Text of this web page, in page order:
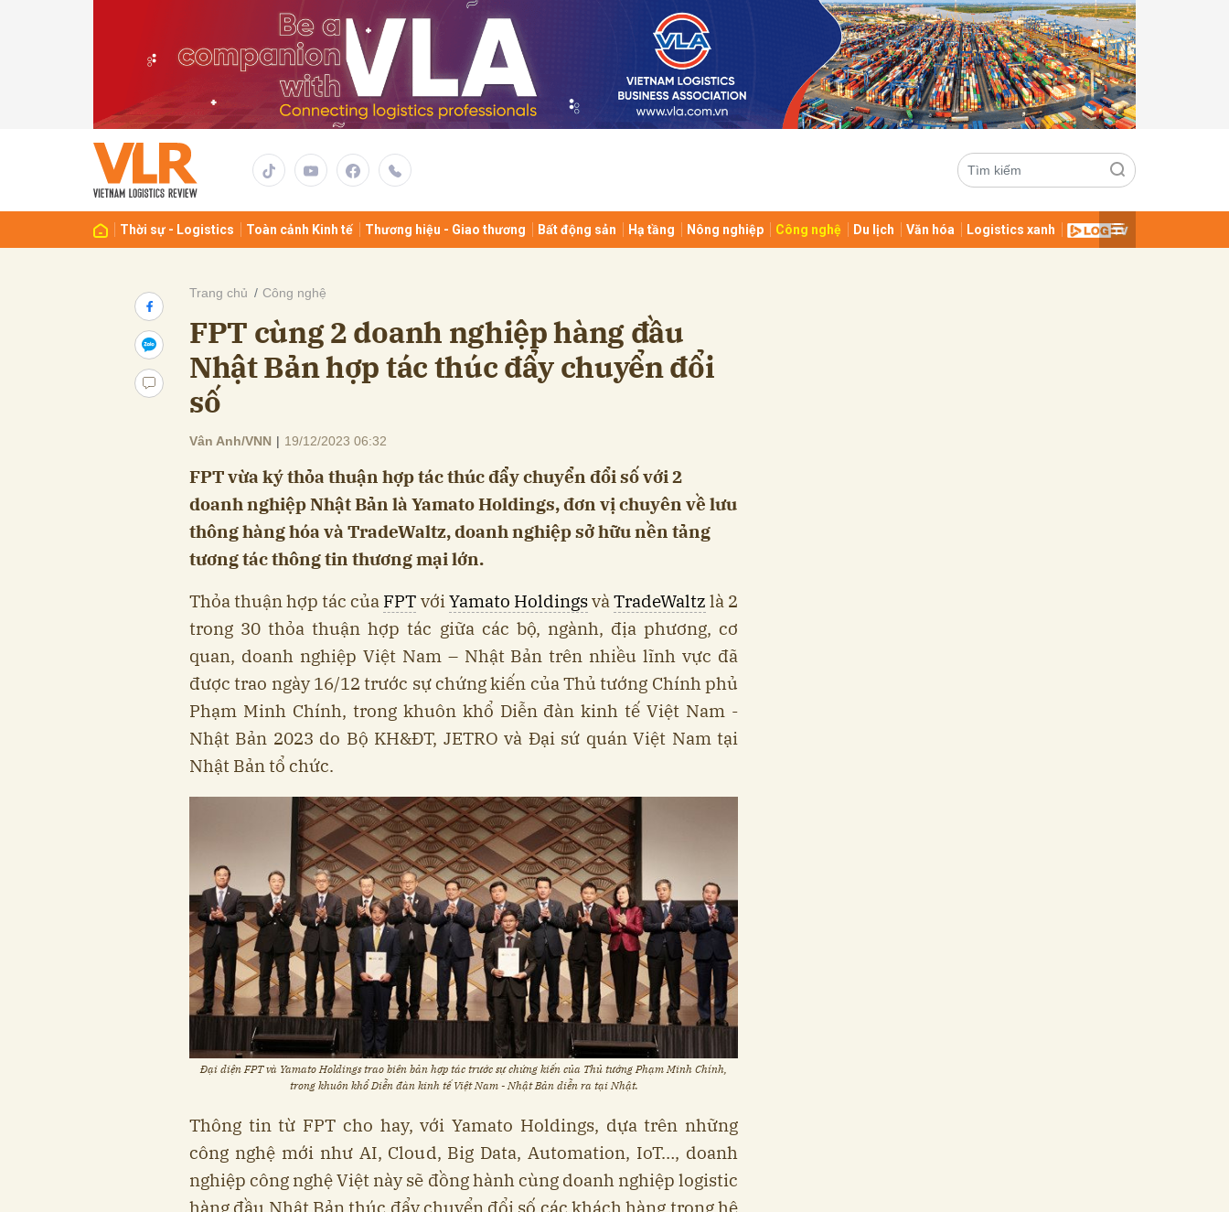
Thời sự - Logistics Toàn cảnh Kinh tế Thương hiệu - Giao thương Bất động sản Hạ tầng Nông nghiệp Công nghệ Du lịch Văn hóa Logistics xanh
Trang chủ Công nghệ
FPT cùng 2 doanh nghiệp hàng đầu
Nhật Bản hợp tác thúc đẩy chuyển đổi
số
Vân Anh/VNN | 19/12/2023 06:32
FPT vừa ký thỏa thuận hợp tác thúc đẩy chuyển đổi số với 2
doanh nghiệp Nhật Bản là Yamato Holdings, đơn vị chuyên về lưu
thông hàng hóa và TradeWaltz, doanh nghiệp sở hữu nền tảng
tương tác thông tin thương mại lớn.
Thỏa thuận hợp tác của FPT vớiYamato HoldingsvàTradeWaltz là 2
trong 30 thỏa thuận hợp tác giữa các bộ, ngành, địa phương, cơ
quan, doanh nghiệp Việt Nam – Nhật Bản trên nhiều lĩnh vực đã
được trao ngày 16/12 trước sự chứng kiến của Thủ tướng Chính phủ
Phạm Minh Chính, trong khuôn khổ Diễn đàn kinh tế Việt Nam -
Nhật Bản 2023 do Bộ KH&ĐT, JETRO và Đại sứ quán Việt Nam tại
Nhật Bản tổ chức.
Đại diện FPT và Yamato Holdings trao biên bản hợp tác trước sự chứng kiến của Thủ tướng Phạm Minh Chính,
trong khuôn khổ Diễn đàn kinh tế Việt Nam - Nhật Bản diễn ra tại Nhật.
Thông tin từ FPT cho hay, với Yamato Holdings, dựa trên những
công nghệ mới như AI, Cloud, Big Data, Automation, IoT…, doanh
nghiệp công nghệ Việt này sẽ đồng hành cùng doanh nghiệp logistic
hàng đầu Nhật Bản thúc đẩy chuyển đổi số các khách hàng trong hệ
Gửi bình luận